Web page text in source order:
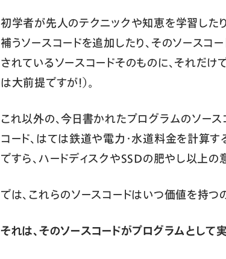
初学者が先人のテクニックや知恵を学習した
補うソースコードを追加したり、そのソースコ
されているソースコードそのものに、それだけ
は大前提ですが！）。
これ以外の、今日書かれたプログラムのソー
コード、はては鉄道や電力・水道料金を計算
ですら、ハードディスクやSSDの肥やし以上の
では、これらのソースコードはいつ価値を持つ
それは、そのソースコードがプログラムとして